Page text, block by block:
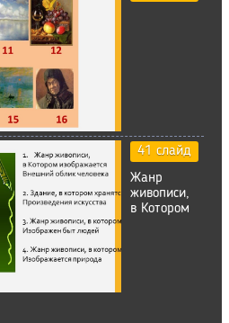
41 слайд
Жанр
живописи,
в Котором